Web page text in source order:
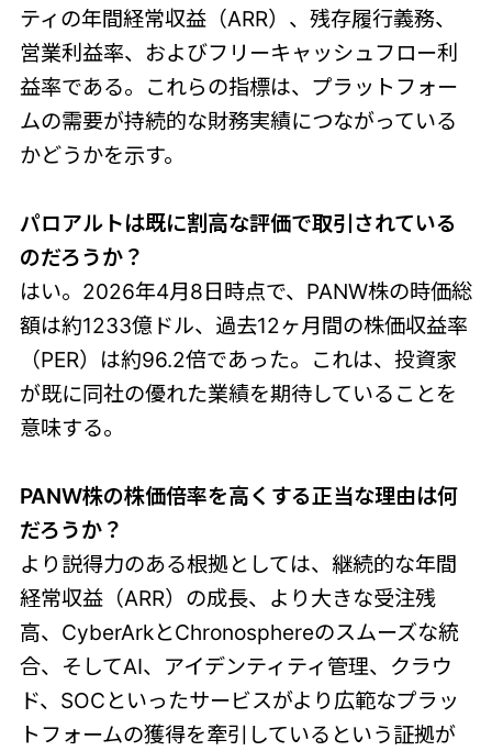
ティの年間経常収益（ARR）、残存履行義務、
営業利益率、およびフリーキャッシュフロー利
益率である。これらの指標は、プラットフォー
ムの需要が持続的な財務実績につながっている
かどうかを示す。
パロアルトは既に割高な評価で取引されている
のだろうか？
はい。2026年4月8日時点で、PANW株の時価総
額は約1233億ドル、過去12ヶ月間の株価収益率
（PER）は約96.2倍であった。これは、投資家
が既に同社の優れた業績を期待していることを
意味する。
PANW株の株価倍率を高くする正当な理由は何
だろうか？
より説得力のある根拠としては、継続的な年間
経常収益（ARR）の成長、より大きな受注残
高、CyberArkとChronosphereのスムーズな統
合、そしてAI、アイデンティティ管理、クラウ
ド、SOCといったサービスがより広範なプラッ
トフォームの獲得を牽引しているという証拠が